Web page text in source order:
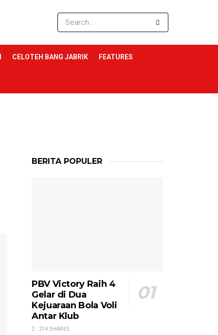
CELOTEH BANG JABRIK FEATURES
BERITA POPULER
PBV Victory Raih 4
Gelar di Dua
Kejuaraan Bola Voli
Antar Klub
214 SHARES